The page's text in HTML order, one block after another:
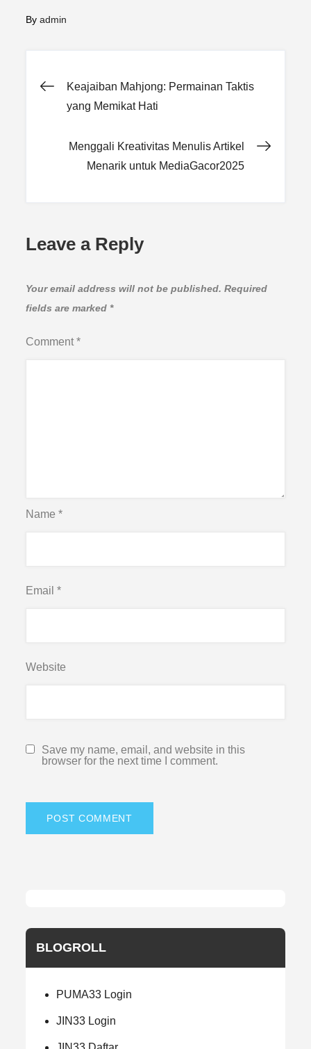
Byadmin
Post
Keajaiban Mahjong: Permainan Taktis
yang Memikat Hati
Menggali Kreativitas Menulis Artikel
Menarik untuk MediaGacor2025
Leave a Reply
Your email address will not be published. Required
fields are marked *
Comment*
Name*
Email*
Website
Save my name, email, and website in this
browser for the next time I comment.
BLOGROLL
PUMA33 Login
JIN33 Login